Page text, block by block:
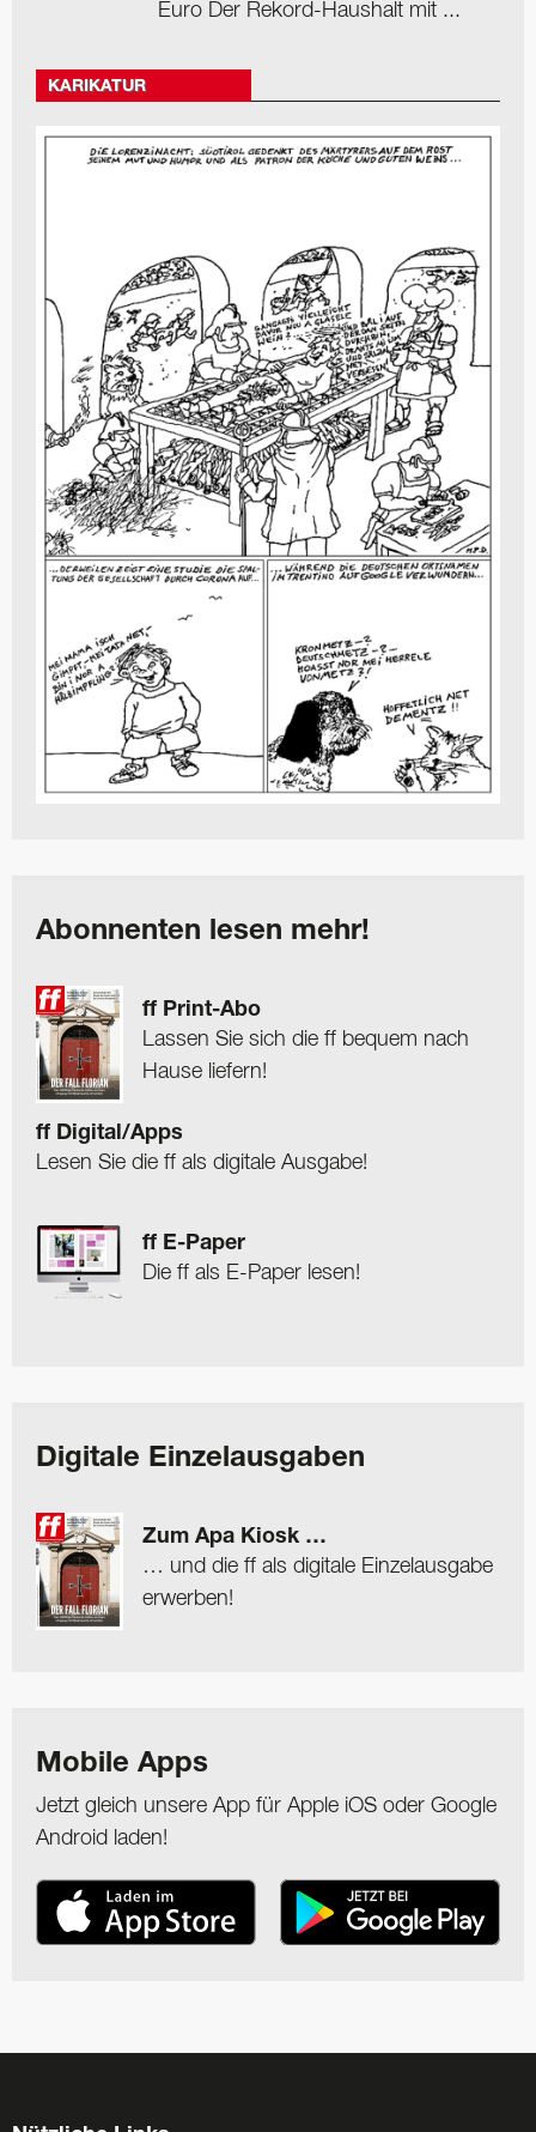
Euro Der Rekord-Haushalt mit ...
KARIKATUR
Abonnenten lesen mehr!
ff Print-Abo
Lassen Sie sich die ff bequem nach
Hause liefern!
ff Digital/Apps
Lesen Sie die ff als digitale Ausgabe!
ff E-Paper
Die ff als E-Paper lesen!
Digitale Einzelausgaben
Zum Apa Kiosk …
… und die ff als digitale Einzelausgabe
erwerben!
Mobile Apps
Jetzt gleich unsere App für Apple iOS oder Google
Android laden!